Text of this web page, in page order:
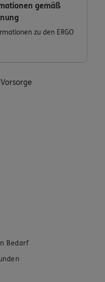
gemäß
zu den ERGO
Bedarf